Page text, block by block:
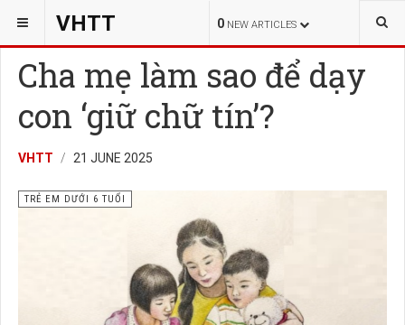
VHTT 0 NEW ARTICLES
YOU ARE HERE: TRẺ EM DƯỚI 6 TUỔI
Cha mẹ làm sao để dạy
con ‘giữ chữ tín’?
VHTT 21 JUNE 2025
TRẺ EM DƯỚI 6 TUỔI